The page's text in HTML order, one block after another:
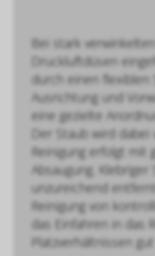
Bei stark
Druckluftdüsen
durch einen flexiblen
Ausrichtung und
eine gezielte
Der Staub wird
Reinigung erfolgt mit
Absaugung.
unzureichend
Reinigung von
das Einfahren in das
Platzverhältnissen